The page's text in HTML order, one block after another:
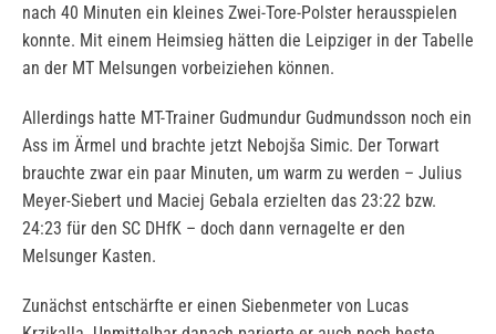
nach 40 Minuten ein kleines Zwei-Tore-Polster herausspielen
konnte. Mit einem Heimsieg hätten die Leipziger in der Tabelle
an der MT Melsungen vorbeiziehen können.
Allerdings hatte MT-Trainer Gudmundur Gudmundsson noch ein
Ass im Ärmel und brachte jetzt Nebojša Simic. Der Torwart
brauchte zwar ein paar Minuten, um warm zu werden – Julius
Meyer-Siebert und Maciej Gebala erzielten das 23:22 bzw.
24:23 für den SC DHfK – doch dann vernagelte er den
Melsunger Kasten.
Zunächst entschärfte er einen Siebenmeter von Lucas